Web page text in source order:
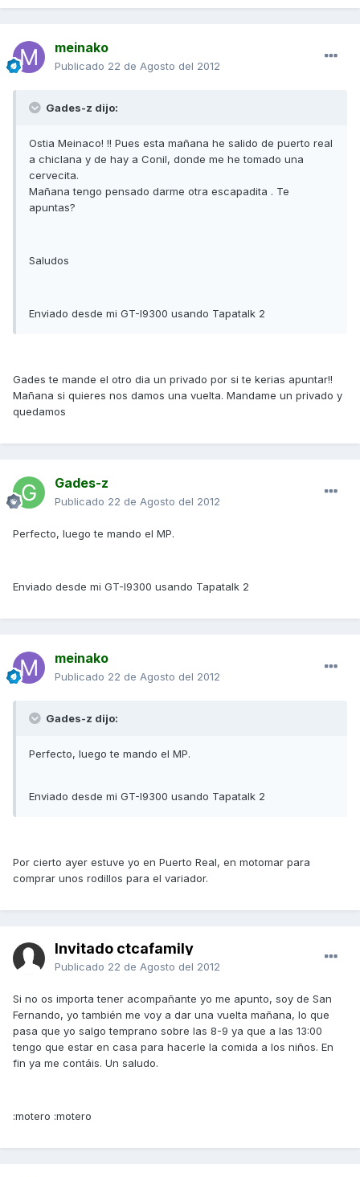
meinako
Publicado 22 de Agosto del 2012
Gades-z dijo:
Ostia Meinaco! !! Pues esta mañana he salido de puerto real
a chiclana y de hay a Conil, donde me he tomado una
cervecita.
Mañana tengo pensado darme otra escapadita . Te
apuntas?
Saludos
Enviado desde mi GT-I9300 usando Tapatalk 2
Gades te mande el otro dia un privado por si te kerias apuntar!!
Mañana si quieres nos damos una vuelta. Mandame un privado y
quedamos
Gades-z
Publicado 22 de Agosto del 2012
Perfecto, luego te mando el MP.
Enviado desde mi GT-I9300 usando Tapatalk 2
meinako
Publicado 22 de Agosto del 2012
Gades-z dijo:
Perfecto, luego te mando el MP.
Enviado desde mi GT-I9300 usando Tapatalk 2
Por cierto ayer estuve yo en Puerto Real, en motomar para
comprar unos rodillos para el variador.
Invitado ctcafamily
Publicado 22 de Agosto del 2012
Si no os importa tener acompañante yo me apunto, soy de San
Fernando, yo también me voy a dar una vuelta mañana, lo que
pasa que yo salgo temprano sobre las 8-9 ya que a las 13:00
tengo que estar en casa para hacerle la comida a los niños. En
fin ya me contáis. Un saludo.
:motero :motero